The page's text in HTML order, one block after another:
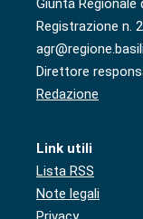
Giunta Regionale
Registrazione n.
Direttore
Redazione
Link utili
Lista RSS
Note legali